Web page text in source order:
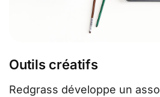
Outils créatifs
Redgrass développe un